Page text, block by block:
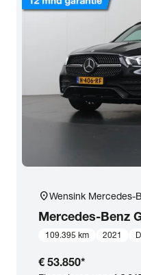
Carrosserie
Basiskleur
Aantal deuren
location_onWensink Mercedes-
Mercedes-Benz
109.395 km 2021
€ 53.850*